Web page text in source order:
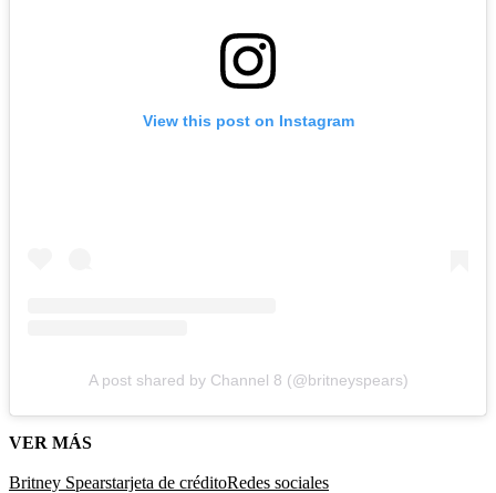
View this post on Instagram
A post shared by Channel 8 (@britneyspears)
VER MÁS
Britney Spearstarjeta de créditoRedes sociales